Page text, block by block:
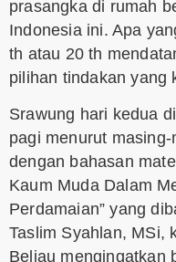
prasangka di rumah
Indonesia ini. Apa
th atau 20 th
pilihan tindakan yang
Srawung hari kedua
pagi menurut
dengan bahasan
Kaum Muda Dalam
Perdamaian” yang
Taslim Syahlan, MSi,
Beliau mengingatkan